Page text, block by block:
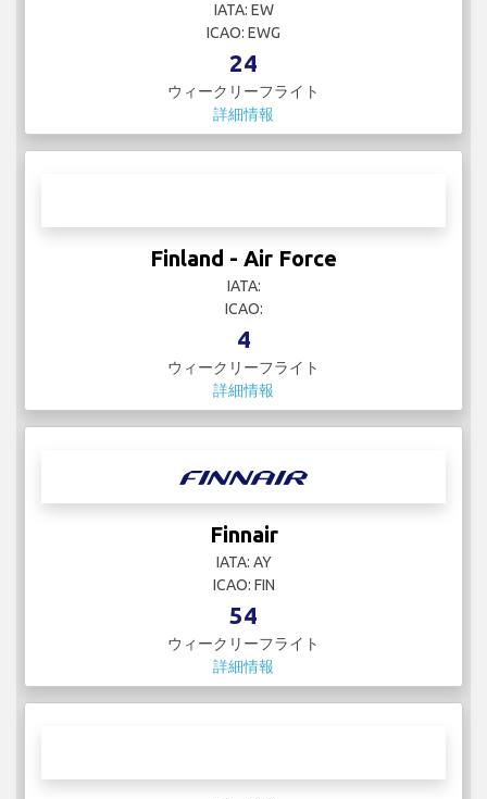
IATA: EW
ICAO: EWG
24
ウィークリーフライト
詳細情報
Finland - Air Force
IATA:
ICAO:
4
ウィークリーフライト
詳細情報
Finnair
IATA: AY
ICAO: FIN
54
ウィークリーフライト
詳細情報